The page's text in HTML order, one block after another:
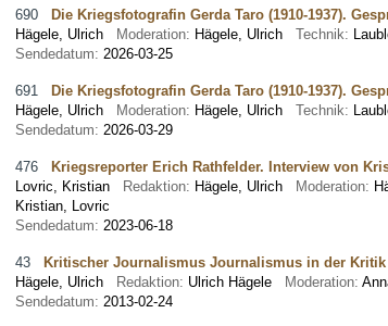
690 Die Kriegsfotografin Gerda Taro (1910-1937).
Hägele, Ulrich
Moderation: Hägele, Ulrich Technik:
Sendedatum: 2026-03-25
691 Die Kriegsfotografin Gerda Taro (1910-1937).
Hägele, Ulrich
Moderation: Hägele, Ulrich Technik:
Sendedatum: 2026-03-29
476 Kriegsreporter Erich Rathfelder. Interview von
Lovric, Kristian
Redaktion: Hägele, Ulrich Moderation:
Kristian, Lovric
Sendedatum: 2023-06-18
43 Kritischer Journalismus Journalismus in der Kritik
Hägele, Ulrich
Redaktion: Ulrich Hägele Moderation:
Sendedatum: 2013-02-24